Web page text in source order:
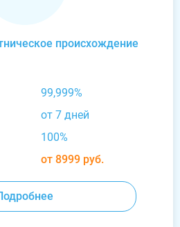
происхождение
99,999%
от 7 дней
100%
от 8999 руб.